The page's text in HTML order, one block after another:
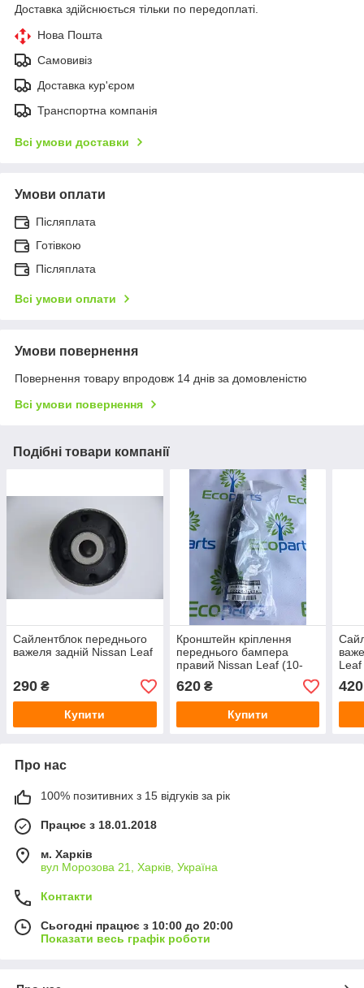
Доставка здійснюється тільки по передоплаті.
Нова Пошта
Самовивіз
Доставка кур'єром
Транспортна компанія
Всі умови доставки
Умови оплати
Післяплата
Готівкою
Післяплата
Всі умови оплати
Умови повернення
Повернення товару впродовж 14 днів за домовленістю
Всі умови повернення
Подібні товари компанії
Сайлентблок переднього
важеля задній Nissan Leaf
290 ₴
Купити
Кронштейн кріплення
переднього бампера
правий Nissan Leaf (10-
17)оригінал
620₴
Купити
Leaf
420
Про нас
100% позитивних з 15 відгуків за рік
Працює з 18.01.2018
м. Харків
вул Морозова 21, Харків, Україна
Контакти
Сьогодні працює з 10:00 до 20:00
Показати весь графік роботи